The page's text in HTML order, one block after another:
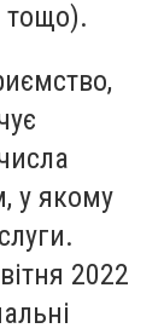
тощо).
у якому
2022